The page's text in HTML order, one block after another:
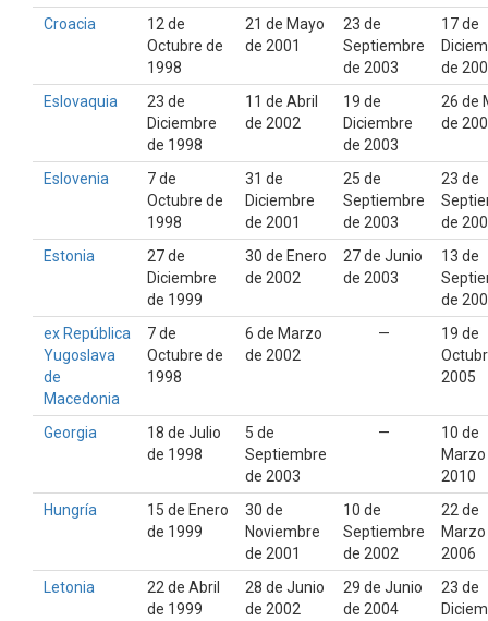
Croacia
12 de
Octubre de
1998
21 de Mayo
de 2001
23 de
Septiembre
de 2003
17 de
de
Eslovaquia
23 de
Diciembre
de 1998
11 de Abril
de 2002
19 de
Diciembre
de 2003
26 de
de
Eslovenia
7 de
Octubre de
1998
31 de
Diciembre
de 2001
25 de
Septiembre
de 2003
23 de
de
Estonia
27 de
Diciembre
de 1999
30 de Enero
de 2002
27 de Junio
de 2003
13 de
de
ex República
Yugoslava
de
Macedonia
7 de
Octubre de
1998
6 de Marzo
de 2002
—
19 de
2005
Georgia
18 de Julio
de 1998
5 de
Septiembre
de 2003
—
10 de
2010
Hungría
15 de Enero
de 1999
30 de
Noviembre
de 2001
10 de
Septiembre
de 2002
22 de
2006
Letonia
22 de Abril
de 1999
28 de Junio
de 2002
29 de Junio
de 2004
23 de